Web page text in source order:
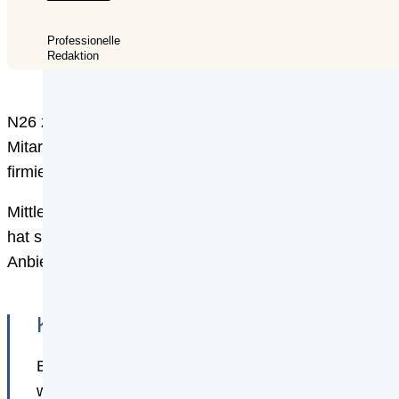
Professionelle
Redaktion
N26 zählt zu den sogenannten Neobanken. Seit der
Mitarbeiter. Die Neobank ist in mehreren Ländern
firmierte sich N26 zu einer Aktiengesellschaft um. Das
Mittlerweile hat die Neobank also längst ein Niveau
hat sich das schnelle Wachstum nachteilig auf die
Anbieter und bewerten den Anbieter in den
Kontomodelle: Varietät
Bevor wir die Konten und Funktionen bewerten,
wichtigsten Funktionen der N26 Bank vor, ehe wir